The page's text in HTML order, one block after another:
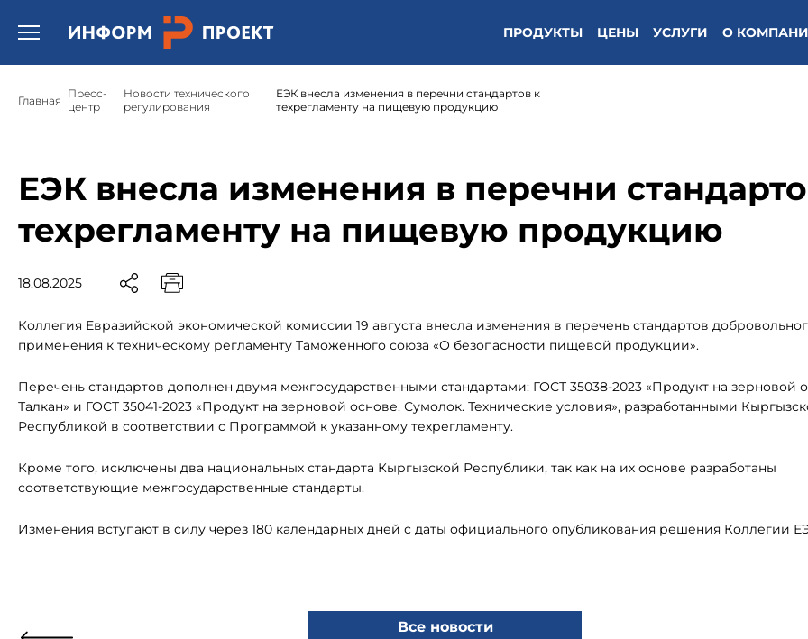
Открыть бургер меню. ПРОДУКТЫ ЦЕНЫ УСЛУГИ О
Главная Пресс-
центр
Новости технического
регулирования
ЕЭК внесла изменения в перечни стандартов к
техрегламенту на пищевую продукцию
ЕЭК внесла изменения в перечни
техрегламенту на пищевую продукцию
18.08.2025
Коллегия Евразийской экономической комиссии 19 августа внесла изменения в перечень стандартов
применения к техническому регламенту Таможенного союза «О безопасности пищевой продукции».
Перечень стандартов дополнен двумя межгосударственными стандартами: ГОСТ 35038-2023 «Продукт на зерновой
Талкан» и ГОСТ 35041-2023 «Продукт на зерновой основе. Сумолок. Технические условия», разработанными
Республикой в соответствии с Программой к указанному техрегламенту.
Кроме того, исключены два национальных стандарта Кыргызской Республики, так как на их основе разработаны
соответствующие межгосударственные стандарты.
Изменения вступают в силу через 180 календарных дней с даты официального опубликования решения Коллегии
Все новости